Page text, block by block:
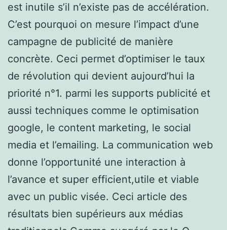
est inutile s’il n’existe pas de accélération.
C’est pourquoi on mesure l’impact d’une
campagne de publicité de manière
concrète. Ceci permet d’optimiser le taux
de révolution qui devient aujourd’hui la
priorité n°1. parmi les supports publicité et
aussi techniques comme le optimisation
google, le content marketing, le social
media et l’emailing. La communication web
donne l’opportunité une interaction à
l’avance et super efficient,utile et viable
avec un public visée. Ceci article des
résultats bien supérieurs aux médias